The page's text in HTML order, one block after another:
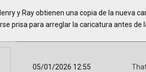
y Ray obtienen una copia de la nueva
prisa para arreglar la caricatura antes
05/01/2026 12:55